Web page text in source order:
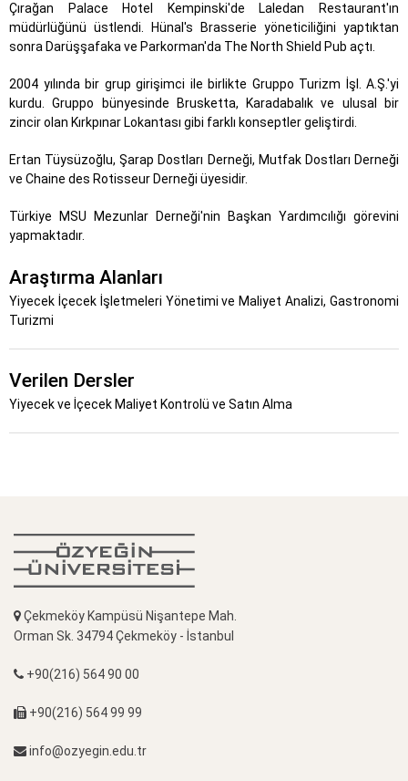
Çırağan Palace Hotel Kempinski'de Laledan Restaurant'ın
müdürlüğünü üstlendi. Hünal's Brasserie yöneticiliğini yaptıktan
sonra Darüşşafaka ve Parkorman'da The North Shield Pub açtı.
2004 yılında bir grup girişimci ile birlikte Gruppo Turizm İşl. A.Ş.'yi
kurdu. Gruppo bünyesinde Brusketta, Karadabalık ve ulusal bir
zincir olan Kırkpınar Lokantası gibi farklı konseptler geliştirdi.
Ertan Tüysüzoğlu, Şarap Dostları Derneği, Mutfak Dostları Derneği
ve Chaine des Rotisseur Derneği üyesidir.
Türkiye MSU Mezunlar Derneği'nin Başkan Yardımcılığı görevini
yapmaktadır.
Araştırma Alanları
Yiyecek İçecek İşletmeleri Yönetimi ve Maliyet Analizi, Gastronomi
Turizmi
Verilen Dersler
Yiyecek ve İçecek Maliyet Kontrolü ve Satın Alma
Çekmeköy Kampüsü Nişantepe Mah.
Orman Sk. 34794 Çekmeköy - İstanbul
+90(216) 564 90 00
+90(216) 564 99 99
info@ozyegin.edu.tr